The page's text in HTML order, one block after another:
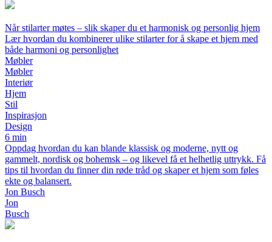
Når stilarter møtes – slik skaper du et harmonisk og personlig hjem
Lær hvordan du kombinerer ulike stilarter for å skape et hjem med
både harmoni og personlighet
Møbler
Møbler
Interiør
Hjem
Stil
Inspirasjon
Design
6 min
Oppdag hvordan du kan blande klassisk og moderne, nytt og
gammelt, nordisk og bohemsk – og likevel få et helhetlig uttrykk. Få
tips til hvordan du finner din røde tråd og skaper et hjem som føles
ekte og balansert.
Jon Busch
Jon
Busch